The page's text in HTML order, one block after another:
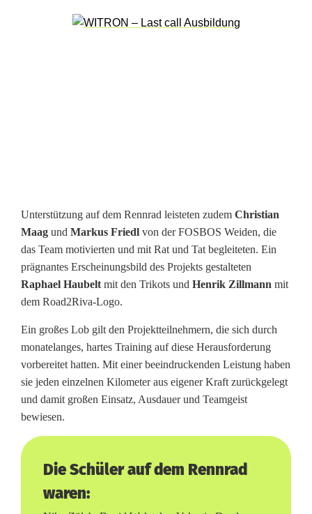
t
R
i
v
a
d
e
l
G
a
Unterstützung auf dem Rennrad leisteten zudem Christian
Maag und Markus Friedl von der FOSBOS Weiden, die
das Team motivierten und mit Rat und Tat begleiteten. Ein
prägnantes Erscheinungsbild des Projekts gestalteten
Raphael Haubelt mit den Trikots und Henrik Zillmann mit
dem Road2Riva-Logo.
Ein großes Lob gilt den Projektteilnehmern, die sich durch
monatelanges, hartes Training auf diese Herausforderung
vorbereitet hatten. Mit einer beeindruckenden Leistung haben
sie jeden einzelnen Kilometer aus eigener Kraft zurückgelegt
und damit großen Einsatz, Ausdauer und Teamgeist
bewiesen.
Die Schüler auf dem Rennrad
waren: